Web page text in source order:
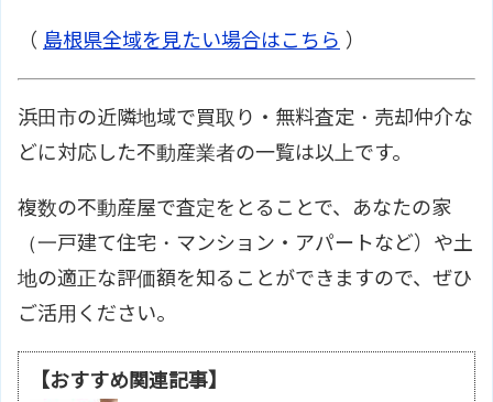
（ 島根県全域を見たい場合はこちら ）
浜田市の近隣地域で買取り・無料査定・売却仲介な
どに対応した不動産業者の一覧は以上です。
複数の不動産屋で査定をとることで、あなたの家
（一戸建て住宅・マンション・アパートなど）や土
地の適正な評価額を知ることができますので、ぜひ
ご活用ください。
【おすすめ関連記事】